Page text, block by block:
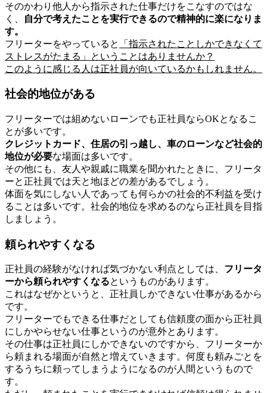
そのかわり他人から指示された仕事だけをこなすのではな
く、
自分で考えたことを実行できるので精神的に楽になりま
す。
フリーターをやっていると
「指示されたことしかできなくて
ストレスがたまる」ということはありませんか？
このように感じる人は正社員が向いているかもしれません。
社会的地位がある
フリーターでは組めないローンでも正社員ならOKとなるこ
とが多いです。
クレジットカード、住居の引っ越し、車のローンなど社会的
地位が必要な場面は多いです。
その他にも、友人や親戚に職業を聞かれたときに、フリータ
ーと正社員では天と地ほどの差があるでしょう。
体面を気にしない人であっても何らかの社会的不利益を受け
ることは多いです。社会的地位を求めるのなら正社員を目指
しましょう。
頼られやすくなる
正社員の経験がなければ気づかない利点としては、 フリータ
ーから頼られやすくなるというものがあります。
これはなぜかというと、正社員しかできない仕事があるから
です。
フリーターでもできる仕事だとしても信頼度の面から正社員
にしかやらせない仕事というのが意外とあります。
その仕事は正社員にしかできないのですから、フリーターか
ら頼まれる場面が自然と増えていきます。何度も頼みごとを
するうちに頼ってしまうようになるのが人間というもので
す。